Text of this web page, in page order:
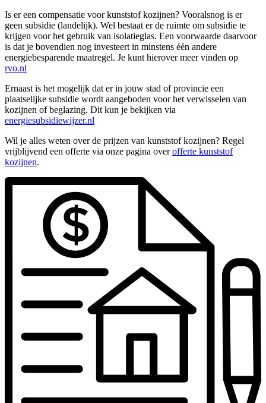
Is er een compensatie voor kunststof kozijnen? Vooralsnog is er
geen subsidie (landelijk). Wel bestaat er de ruimte om subsidie te
krijgen voor het gebruik van isolatieglas. Een voorwaarde daarvoor
is dat je bovendien nog investeert in minstens één andere
energiebesparende maatregel. Je kunt hierover meer vinden op
rvo.nl
Ernaast is het mogelijk dat er in jouw stad of provincie een
plaatselijke subsidie wordt aangeboden voor het verwisselen van
kozijnen of beglazing. Dit kun je bekijken via
energiesubsidiewijzer.nl
Wil je alles weten over de prijzen van kunststof kozijnen? Regel
vrijblijvend een offerte via onze pagina overofferte kunststof
kozijnen.